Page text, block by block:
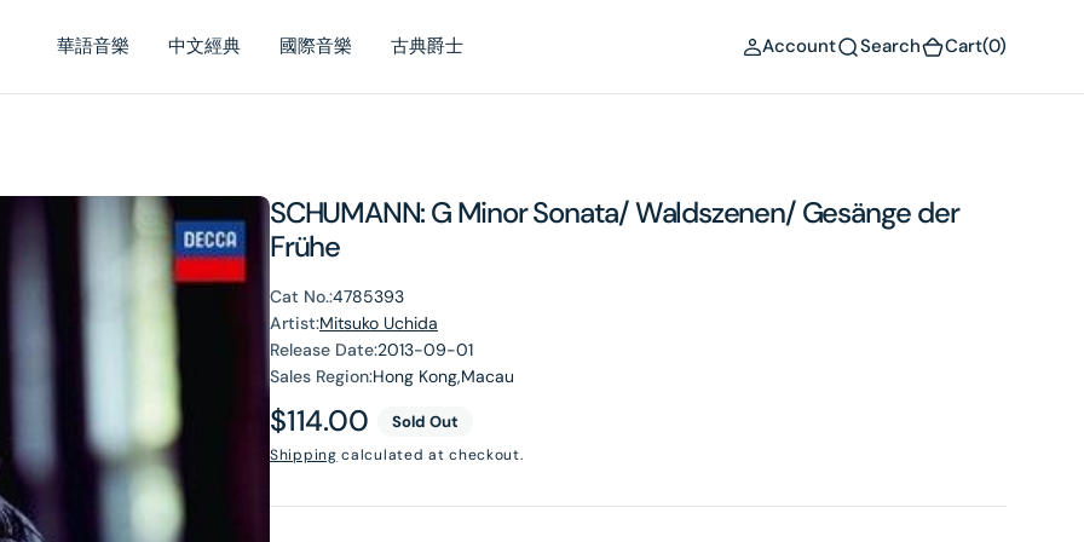
華語音樂 中文經典 國際音樂 古典爵士 Account Search Cart(0)
SCHUMANN: G Minor Sonata/ Waldszenen/ Gesänge der
Frühe
Cat No.:4785393
Artist:Mitsuko Uchida
Release Date:2013-09-01
Sales Region:Hong Kong,Macau
Regular
price
$114.00 Sold Out
Shipping calculated at checkout.